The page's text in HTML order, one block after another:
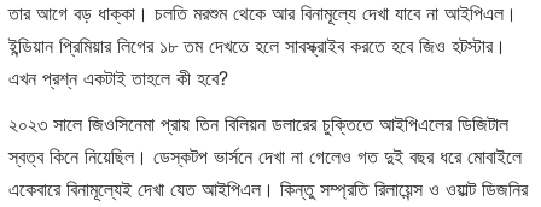
তার আগে বড় ধাক্কা। চলতি মরশুম থেকে আর বিনামূল্যে দেখা যাবে না আইপিএল।
ইন্ডিয়ান প্রিমিয়ার লিগের ১৮ তম দেখতে হলে সাবস্ক্রাইব করতে হবে জিও হটস্টার।
এখন প্রশ্ন একটাই তাহলে কী হবে?
২০২৩ সালে জিওসিনেমা প্রায় তিন বিলিয়ন ডলারের চুক্তিতে আইপিএলের ডিজিটাল
স্বত্ব কিনে নিয়েছিল। ডেস্কটপ ভার্সনে দেখা না গেলেও গত দুই বছর ধরে মোবাইলে
একেবারে বিনামূল্যেই দেখা যেত আইপিএল। কিন্তু সম্প্রতি রিলায়েন্স ও ওয়াল্ট ডিজনির